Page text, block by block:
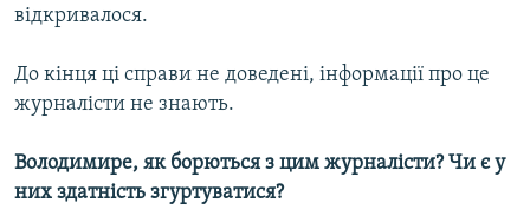
відкривалося.
До кінця ці справи не доведені, інформації про це
журналісти не знають.
Володимире, як борються з цим журналісти? Чи є у
них здатність згуртуватися?